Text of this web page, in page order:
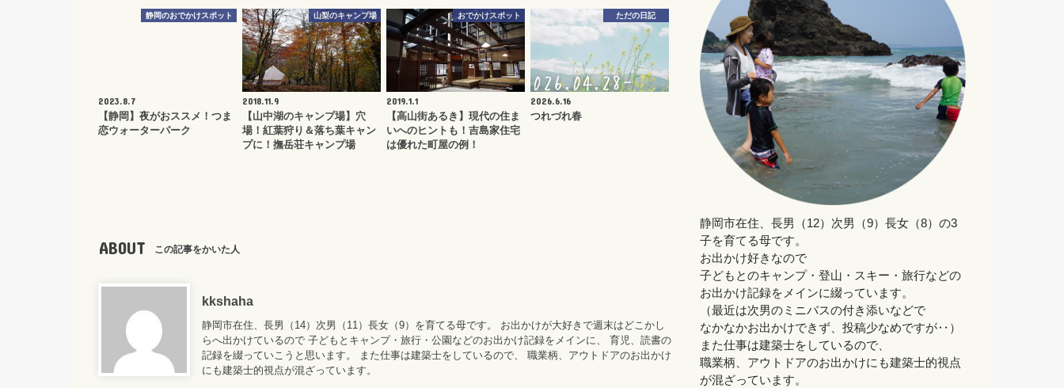
静岡のおでかけスポット
2023.8.7
【静岡】夜がおススメ！つま
恋ウォーターパーク
山梨のキャンプ場
2018.11.9
【山中湖のキャンプ場】穴
場！紅葉狩り＆落ち葉キャン
プに！撫岳荘キャンプ場
おでかけスポット
2019.1.1
【高山街あるき】現代の住ま
いへのヒントも！吉島家住宅
は優れた町屋の例！
ただの日記
2026.6.16
つれづれ春
ABOUT この記事をかいた人
kkshaha
静岡市在住、長男（14）次男（11）長女（9）を育てる母です。 お出かけが大好きで週末はどこかし
らへ出かけているので 子どもとキャンプ・旅行・公園などのお出かけ記録をメインに、 育児、読書の
記録を綴っていこうと思います。 また仕事は建築士をしているので、 職業柄、アウトドアのお出かけ
にも建築士的視点が混ざっています。
静岡市在住、長男（12）次男（9）長女（8）の3
子を育てる母です。
お出かけ好きなので
子どもとのキャンプ・登山・スキー・旅行などの
お出かけ記録をメインに綴っています。
（最近は次男のミニバスの付き添いなどで
なかなかお出かけできず、投稿少なめですが‥）
また仕事は建築士をしているので、
職業柄、アウトドアのお出かけにも建築士的視点
が混ざっています。